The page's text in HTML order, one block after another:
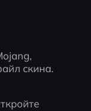
скина.